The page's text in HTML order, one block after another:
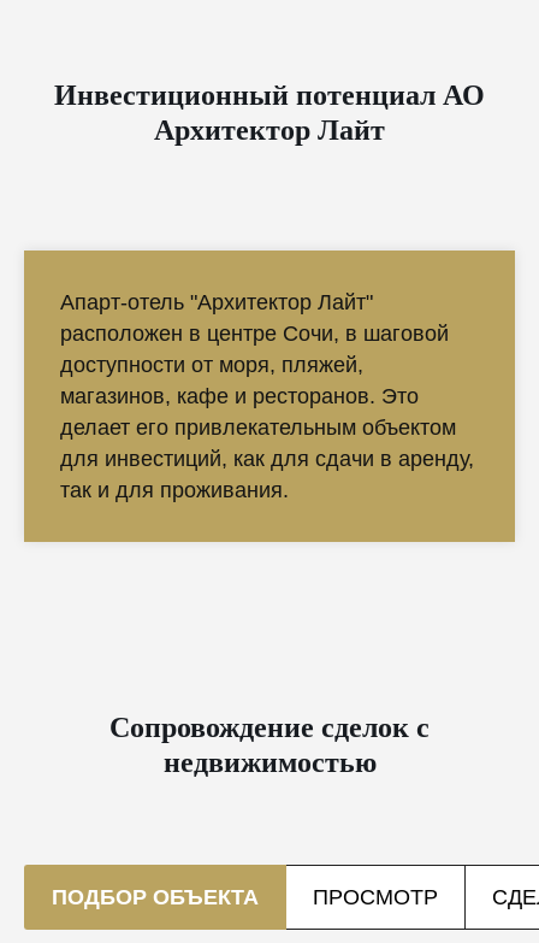
Инвестиционный потенциал АО
Архитектор Лайт
Апарт-отель "Архитектор Лайт"
расположен в центре Сочи, в шаговой
доступности от моря, пляжей,
магазинов, кафе и ресторанов. Это
делает его привлекательным объектом
для инвестиций, как для сдачи в аренду,
так и для проживания.
Сопровождение сделок с
недвижимостью
ПОДБОР ОБЪЕКТА ПРОСМОТР